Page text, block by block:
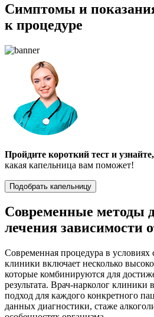
Симптомы и
к процедуре
Пройдите короткий тест и узнайте,
какая капельница вам поможет!
Подобрать капельницу
Современные методы
лечения зависимости
Современная процедура в условиях
клиники включает несколько
которые комбинируются для
результата. Врач-нарколог
подход для каждого конкретного
данных диагностики, стаже